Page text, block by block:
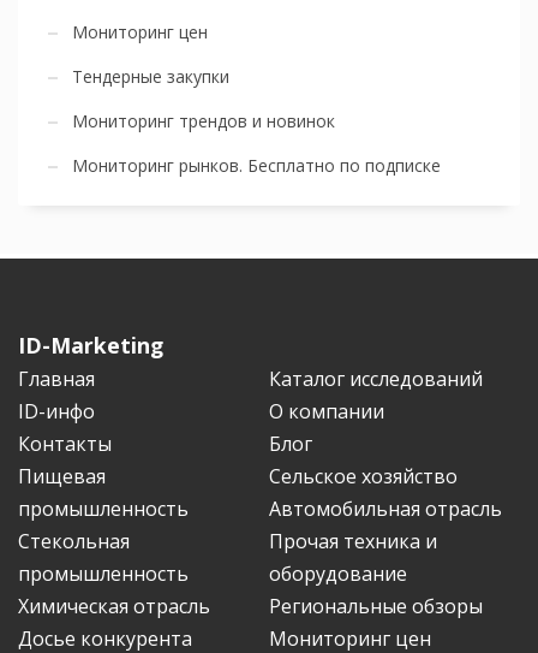
Мониторинг цен
Тендерные закупки
Мониторинг трендов и новинок
Мониторинг рынков. Бесплатно по подписке
ID-Marketing
Главная
Каталог исследований
ID-инфо
О компании
Контакты
Блог
Пищевая
промышленность
Сельское хозяйство
Автомобильная отрасль
Стекольная
промышленность
Прочая техника и
оборудование
Химическая отрасль
Региональные обзоры
Досье конкурента
Мониторинг цен